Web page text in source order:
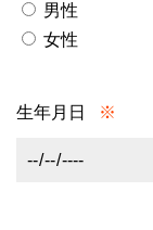
男性
女性
生年月日 ※